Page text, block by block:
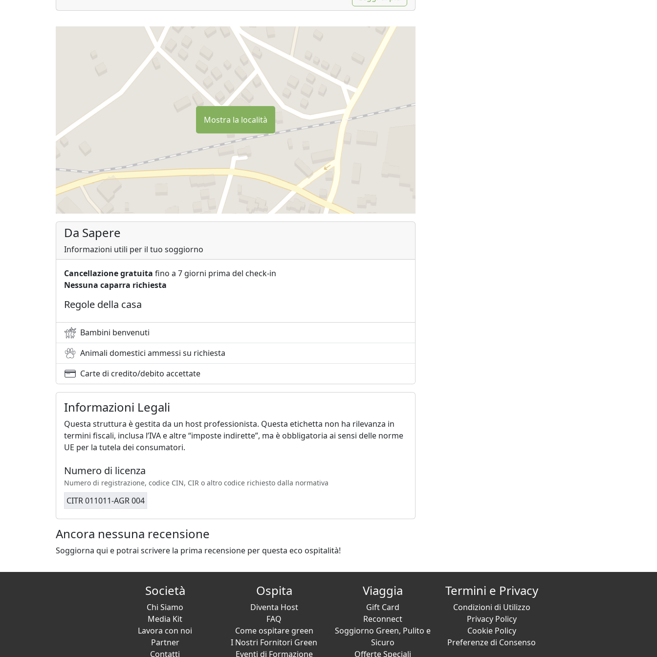
toilette,
La sosta è a pagamento:
2 adulti euro 25,00 al giorno
bambino euro 6 al giorno
elettricità da euro 5 al giorno
elettricità a consumo se usate condizionatore.
Non è necessario prenotare, è sufficiente telefonare prima dell'arrivo per la disponibilià.
Mostra la località
Da Sapere
Informazioni utili per il tuo soggiorno
Cancellazione gratuita fino a 7 giorni prima del check-in
Nessuna caparra richiesta
Regole della casa
Bambini benvenuti
Animali domestici ammessi su richiesta
Carte di credito/debito accettate
Informazioni Legali
Questa struttura è gestita da un host professionista. Questa etichetta non ha rilevanza in
termini fiscali, inclusa l’IVA e altre “imposte indirette”, ma è obbligatoria ai sensi delle norme
UE per la tutela dei consumatori.
Numero di licenza
Numero di registrazione, codice CIN, CIR o altro codice richiesto dalla normativa
CITR 011011-AGR 004
Ancora nessuna recensione
Soggiorna qui e potrai scrivere la prima recensione per questa eco ospitalità!
Società
Chi Siamo
Media Kit
Lavora con noi
Partner
Contatti
Ospita
Diventa Host
FAQ
Come ospitare green
I Nostri Fornitori Green
Eventi di Formazione
Viaggia
Gift Card
Reconnect
Soggiorno Green, Pulito e
Sicuro
Offerte Speciali
Termini e Privacy
Condizioni di Utilizzo
Privacy Policy
Cookie Policy
Preferenze di Consenso